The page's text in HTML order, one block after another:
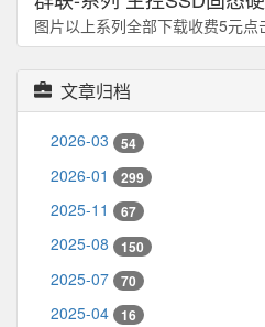
图片以上系列全部下载收费5元点
文章归档
2026-03 54
2026-01 299
2025-11 67
2025-08 150
2025-07 70
2025-04 16